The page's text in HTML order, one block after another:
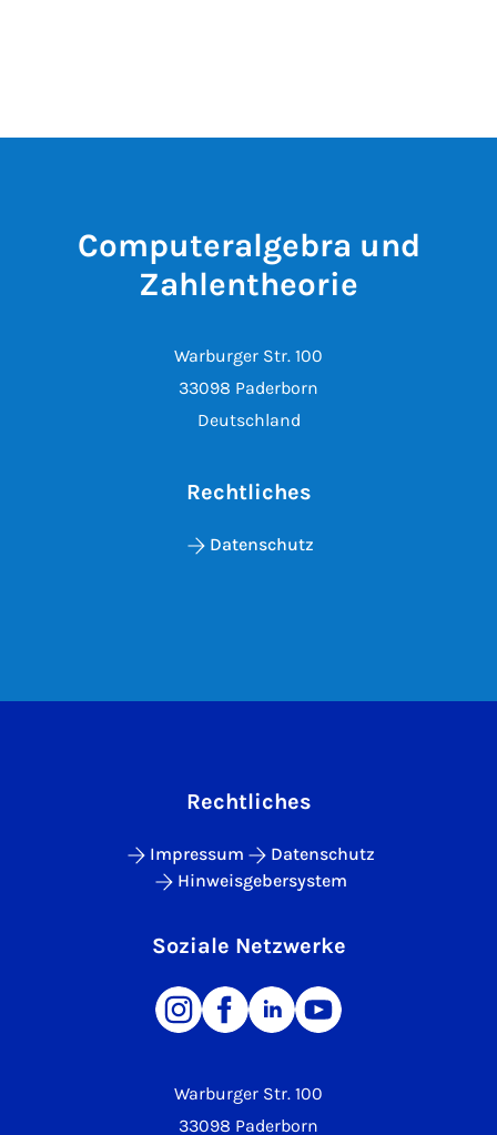
Computeralgebra und
Zahlentheorie
Warburger Str. 100
33098 Paderborn
Deutschland
Rechtliches
Datenschutz
Warburger Str. 100
33098 Paderborn
Rechtliches
Impressum
Datenschutz
Hinweisgebersystem
Soziale Netzwerke